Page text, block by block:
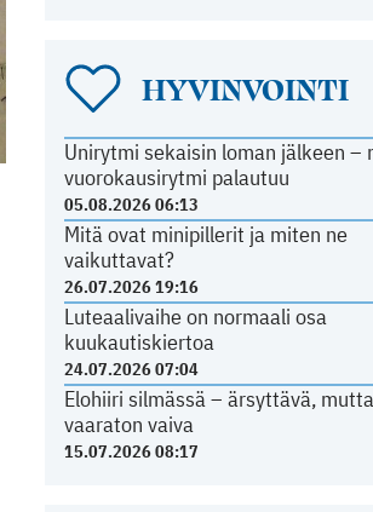
HYVINVOINTI
Unirytmi sekaisin loman jälkeen –
vuorokausirytmi palautuu
05.08.2026 06:13
Mitä ovat minipillerit ja miten ne
vaikuttavat?
26.07.2026 19:16
Luteaalivaihe on normaali osa
kuukautiskiertoa
24.07.2026 07:04
Elohiiri silmässä – ärsyttävä,
vaaraton vaiva
15.07.2026 08:17